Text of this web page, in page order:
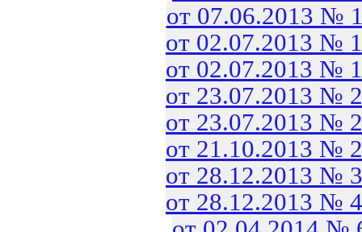
от 07.06.2013 №
от 02.07.2013 №
от 02.07.2013 №
от 23.07.2013 №
от 23.07.2013 №
от 21.10.2013 №
от 28.12.2013 №
от 28.12.2013 №